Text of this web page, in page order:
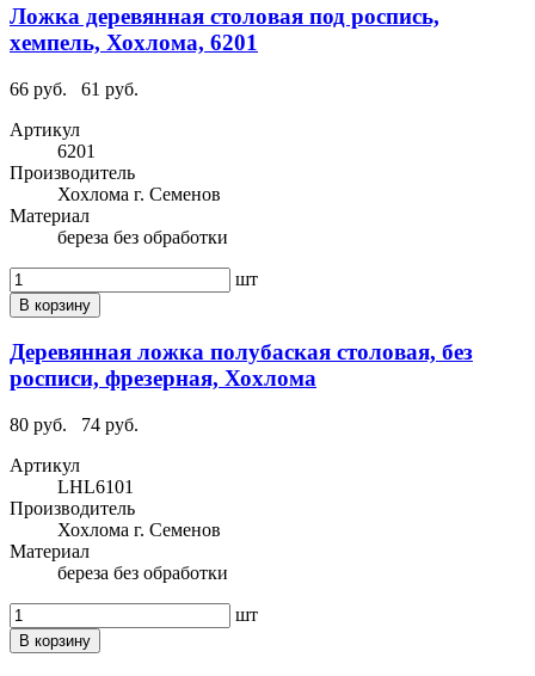
Ложка деревянная столовая под роспись,
хемпель, Хохлома, 6201
66 руб.
61 руб.
Артикул
6201
Производитель
Хохлома г. Семенов
Материал
береза без обработки
шт
В корзину
Деревянная ложка полубаская столовая, без
росписи, фрезерная, Хохлома
80 руб.
74 руб.
Артикул
LHL6101
Производитель
Хохлома г. Семенов
Материал
береза без обработки
шт
В корзину